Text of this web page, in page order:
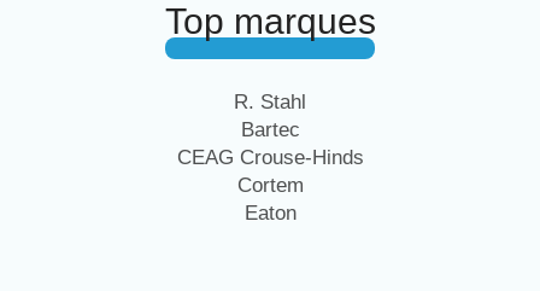
Top marques
R. Stahl
Bartec
CEAG Crouse-Hinds
Cortem
Eaton